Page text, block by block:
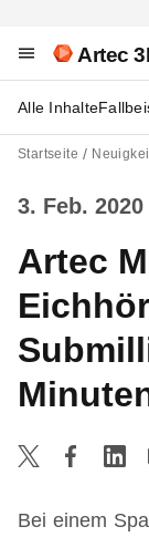
Artec
Alle Inhalte
Startseite
3. Feb. 2020
Artec
Bei einem